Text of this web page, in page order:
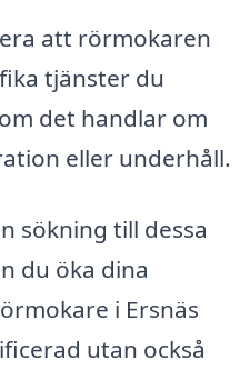
att rörmokaren
tjänster du
det handlar om
eller underhåll.
sökning till dessa
du öka dina
i Ersnäs
utan också